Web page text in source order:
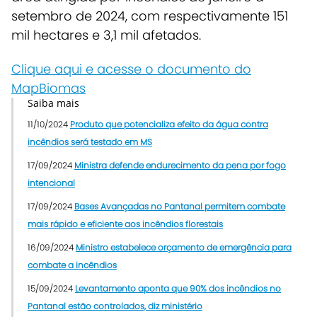
setembro de 2024, com respectivamente 151
mil hectares e 3,1 mil afetados.
Clique aqui e acesse o documento do
MapBiomas
Saiba mais
11/10/2024 Produto que potencializa efeito da água contra
incêndios será testado em MS
17/09/2024 Ministra defende endurecimento da pena por fogo
intencional
17/09/2024 Bases Avançadas no Pantanal permitem combate
mais rápido e eficiente aos incêndios florestais
16/09/2024 Ministro estabelece orçamento de emergência para
combate a incêndios
15/09/2024 Levantamento aponta que 90% dos incêndios no
Pantanal estão controlados, diz ministério